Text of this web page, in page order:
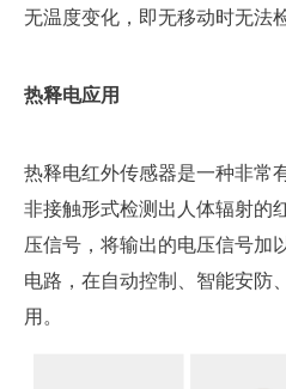
无温度变化，即无移动时无法检
热释电应用
热释电红外传感器是一种非常
非接触形式检测出人体辐射的
压信号，将输出的电压信号加
电路，在自动控制、智能安防
用。